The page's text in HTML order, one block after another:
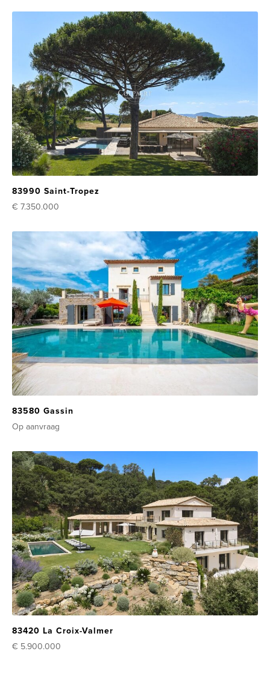
83990 Saint-Tropez
€ 7.350.000
83580 Gassin
Op aanvraag
83420 La Croix-Valmer
€ 5.900.000